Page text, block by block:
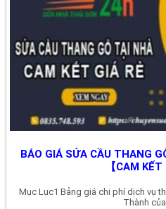
BÁO GIÁ SỬA CẦU THANG
【CAM KẾT
Mục Lục1 Bảng giá chi phí dịch vụ
Thành